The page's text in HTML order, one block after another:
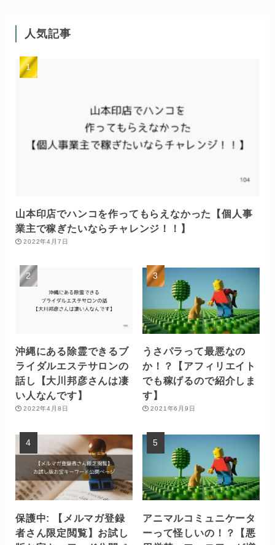
人気記事
山本印店でハンコを作ってもらえなかった【個人事
業主で稼ぎたいならチャレンジ！！】
2022年4月7日
沖縄にある除霊できるブ
ライダルエステサロンの
話し【大川邦彦さんは凄
い人なんです】
2022年4月8日
うさパラって最悪なの
か！？【アフィリエイト
でも稼げるので紹介しま
す】
2021年6月9日
保護中: 【メルマガ登録
者さん限定閲覧】お試し
アニマルコミュニケータ
ーって怪しいの！？【悪